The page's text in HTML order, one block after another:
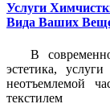
Услуги
Вида Ваших
В
эстетика,
неотъемлемой
текстилем